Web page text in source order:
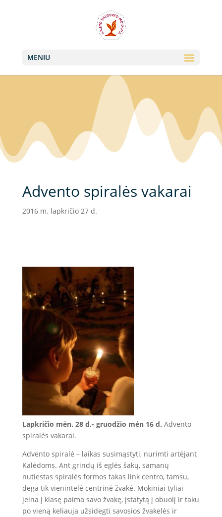
MENIU
Advento spiralės vakarai
2016 m. lapkričio 27 d.
Lapkričio mėn. 28 d.- gruodžio mėn 16 d. Advento
spiralės vakarai.
Advento spiralė – laikas susimąstyti, nurimti artėjant
Kalėdoms. Ant grindų iš eglės šakų, samanų
nutiestas spiralės formos takas link centro, tamsu,
dega tik vienintelė centrinė žvakė. Mokiniai tyliai
įeina į klasę paima savo žvakę, įstatytą į obuolį ir taku
po vieną keliauja užsidegti savosios žvakelės ir